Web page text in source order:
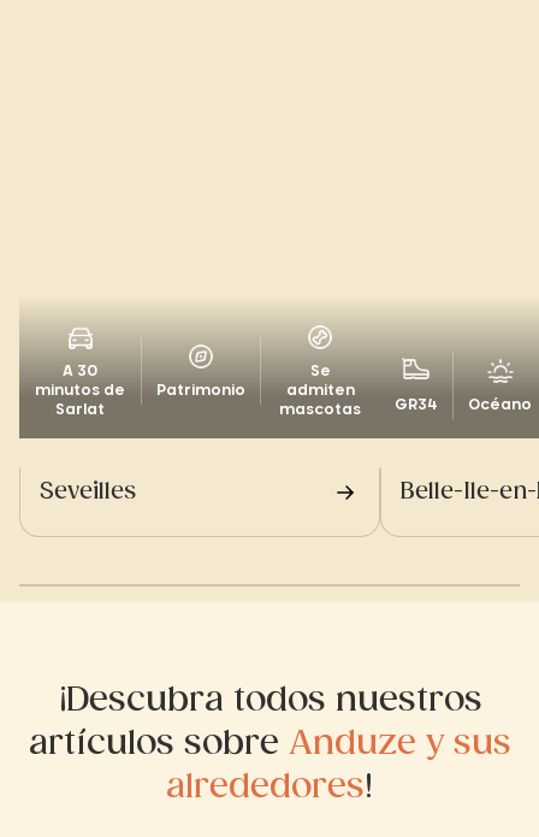
A 30
minutos de
Sarlat
Patrimonio
Se
admiten
mascotas
Seveilles
GR34 Océano
Belle-Ile-
¡Descubra todos nuestros
artículos sobre Anduze y sus
alrededores!